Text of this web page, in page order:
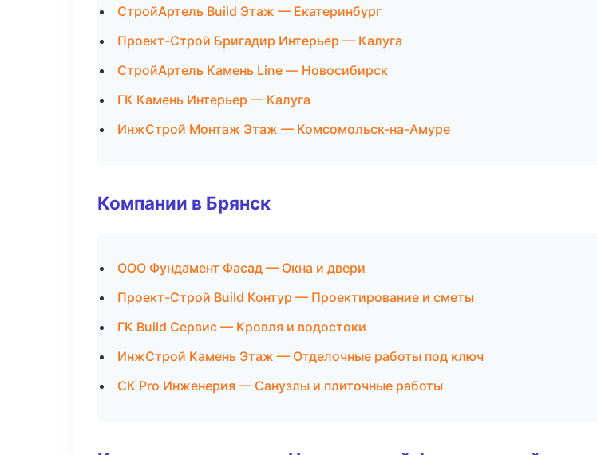
СтройАртель Build Этаж — Екатеринбург
Проект-Строй Бригадир Интерьер — Калуга
СтройАртель Камень Line — Новосибирск
ГК Камень Интерьер — Калуга
ИнжСтрой Монтаж Этаж — Комсомольск-на-Амуре
Компании в Брянск
ООО Фундамент Фасад — Окна и двери
Проект-Строй Build Контур — Проектирование и сметы
ГК Build Сервис — Кровля и водостоки
ИнжСтрой Камень Этаж — Отделочные работы под ключ
СК Pro Инженерия — Санузлы и плиточные работы